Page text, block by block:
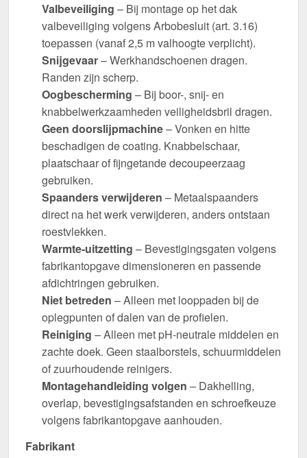
Valbeveiliging – Bij montage op het dak
valbeveiliging volgens Arbobesluit (art. 3.16)
toepassen (vanaf 2,5 m valhoogte verplicht).
Snijgevaar– Werkhandschoenen dragen.
Randen zijn scherp.
Oogbescherming – Bij boor-, snij- en
knabbelwerkzaamheden veiligheidsbril dragen.
Geen doorslijpmachine– Vonken en hitte
beschadigen de coating. Knabbelschaar,
plaatschaar of fijngetande decoupeerzaag
gebruiken.
Spaanders verwijderen – Metaalspaanders
direct na het werk verwijderen, anders ontstaan
roestvlekken.
Warmte-uitzetting – Bevestigingsgaten volgens
fabrikantopgave dimensioneren en passende
afdichtringen gebruiken.
Niet betreden – Alleen met looppaden bij de
oplegpunten of dalen van de profielen.
Reiniging – Alleen met pH-neutrale middelen en
zachte doek. Geen staalborstels, schuurmiddelen
of zuurhoudende reinigers.
Montagehandleiding volgen – Dakhelling,
overlap, bevestigingsafstanden en schroefkeuze
volgens fabrikantopgave aanhouden.
Fabrikant